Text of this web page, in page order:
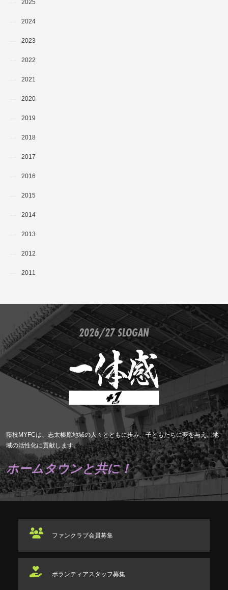
2025
2024
2023
2022
2021
2020
2019
2018
2017
2016
2015
2014
2013
2012
2011
2026/27 SLOGAN
藤枝MYFCは、志太榛原地域の人々とともに歩み、子どもたちに夢を与え、地
域の活性化に貢献します。
ホームタウンと共に！
ファンクラブ会員募集
ボランティアスタッフ募集